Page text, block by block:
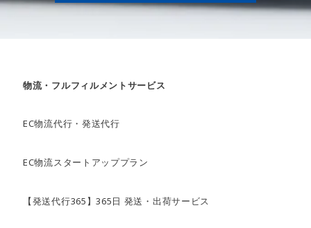
物流・フルフィルメントサービス
EC物流代行・発送代行
EC物流スタートアッププラン
【発送代行365】365日 発送・出荷サービス